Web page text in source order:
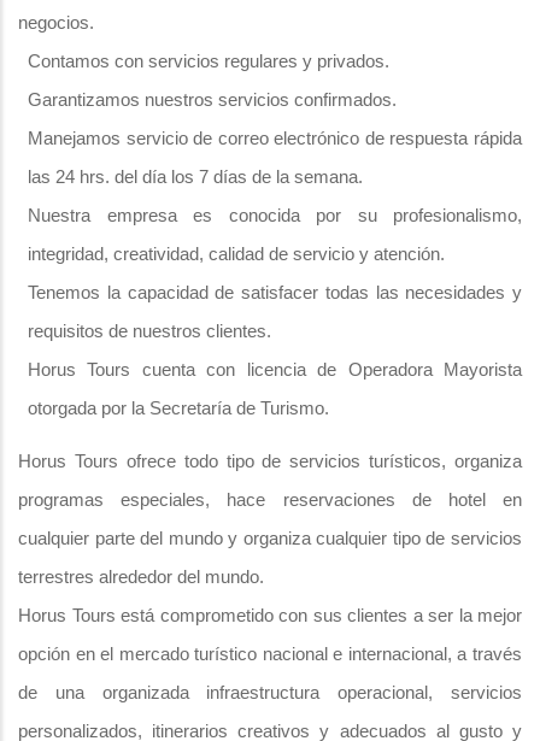
negocios.
Contamos con servicios regulares y privados.
Garantizamos nuestros servicios confirmados.
Manejamos servicio de correo electrónico de respuesta rápida
las 24 hrs. del día los 7 días de la semana.
Nuestra empresa es conocida por su profesionalismo,
integridad, creatividad, calidad de servicio y atención.
Tenemos la capacidad de satisfacer todas las necesidades y
requisitos de nuestros clientes.
Horus Tours cuenta con licencia de Operadora Mayorista
otorgada por la Secretaría de Turismo.
Horus Tours ofrece todo tipo de servicios turísticos, organiza
programas especiales, hace reservaciones de hotel en
cualquier parte del mundo y organiza cualquier tipo de servicios
terrestres alrededor del mundo.
Horus Tours está comprometido con sus clientes a ser la mejor
opción en el mercado turístico nacional e internacional, a través
de una organizada infraestructura operacional, servicios
personalizados, itinerarios creativos y adecuados al gusto y